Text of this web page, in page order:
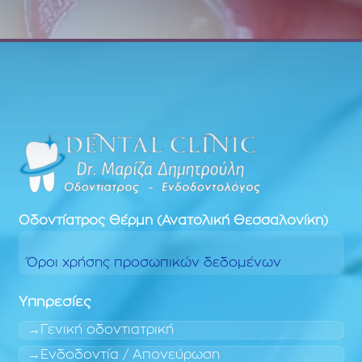
Οδοντίατρος Θέρμη (Ανατολική Θεσσαλονίκη)
Όροι χρήσης προσωπικών δεδομένων
Υπηρεσίες
Γενική οδοντιατρική
Ενδοδοντία / Απονεύρωση